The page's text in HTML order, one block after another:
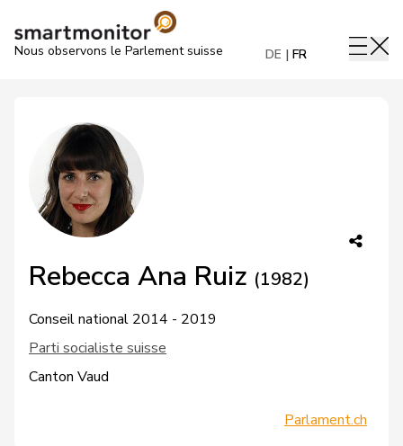
Nous observons le Parlement suisse DE FR
Rebecca Ana Ruiz (1982)
Conseil national 2014 - 2019
Parti socialiste suisse
Canton Vaud
Parlament.ch